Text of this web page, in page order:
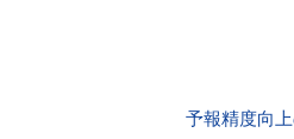
予報精度向